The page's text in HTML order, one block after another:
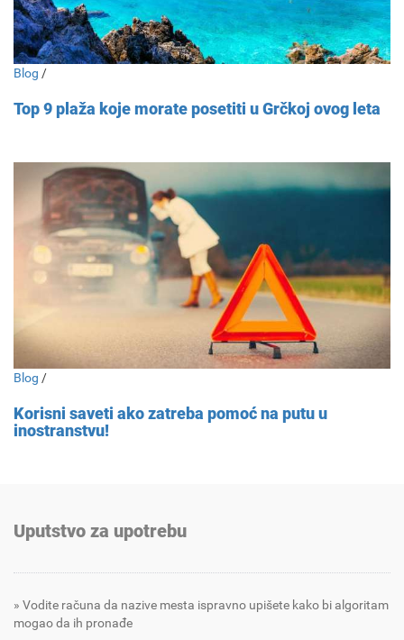
Blog /
Top 9 plaža koje morate posetiti u Grčkoj ovog leta
Blog /
Korisni saveti ako zatreba pomoć na putu u
inostranstvu!
Uputstvo za upotrebu
Vodite računa da nazive mesta ispravno upišete kako bi algoritam
mogao da ih pronađe